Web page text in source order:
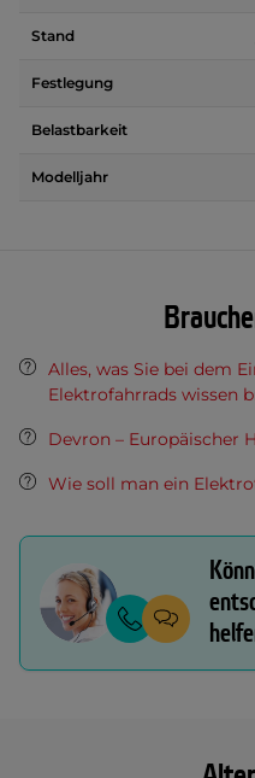
Stand
Festlegung
Belastbarkeit
Modelljahr
Alles, was Sie bei dem
Elektrofahrrads wissen
Devron – Europäischer
Wie soll man ein